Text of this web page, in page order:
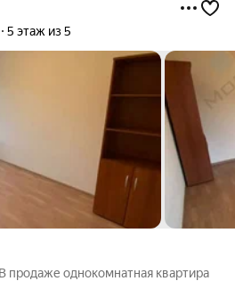
5 этаж из 5
продаже однокомнатная квартира